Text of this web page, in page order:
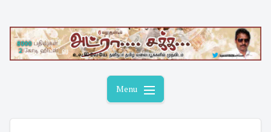
content
Menu